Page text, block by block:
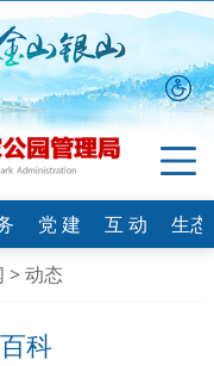
党 建 互 动
生
>动态
科